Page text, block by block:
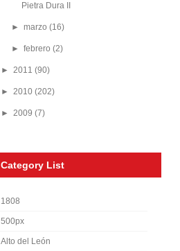
Pietra Dura II
► marzo (16)
► febrero (2)
►2011(90)
►2010(202)
►2009(7)
Category List
1808
500px
Alto del León